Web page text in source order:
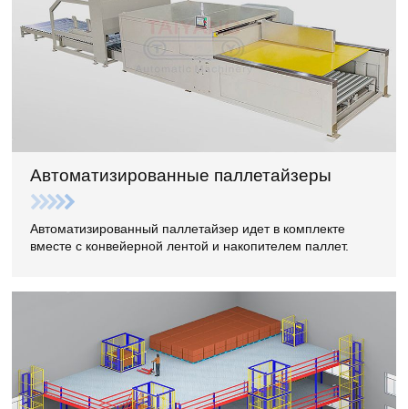
Автоматизированные паллетайзеры
Автоматизированный паллетайзер идет в комплекте
вместе с конвейерной лентой и накопителем паллет.